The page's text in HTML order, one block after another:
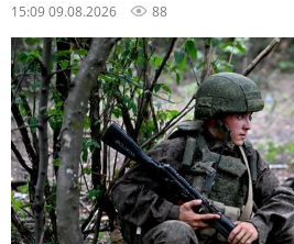
15:09 09.08.2026 88